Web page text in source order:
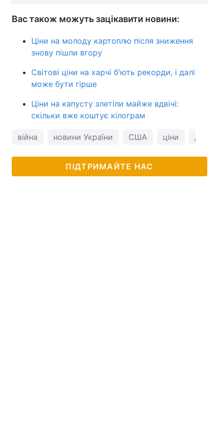
Вас також можуть зацікавити новини:
Ціни на молоду картоплю після зниження
знову пішли вгору
Світові ціни на харчі б'ють рекорди, і далі
може бути гірше
Ціни на капусту злетіли майже вдвічі:
скільки вже коштує кілограм
війна новини України США ціни
ПІДТРИМАЙТЕ НАС